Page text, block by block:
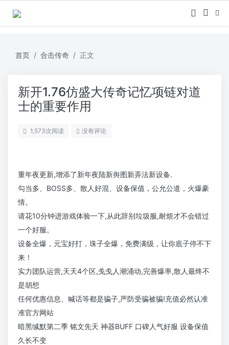
首页 合击传奇 正文
新开1.76仿盛大传奇记忆项链对道
士的重要作用
1,573次阅读 没有评论
重年夜更新,增添了新年夜陆新舆图新弄法新设备.
勾当多、BOSS多、散人好混、设备保值，公允公道，火爆豪
情。
请花10分钟进游戏体验一下,从此辞别垃圾服,耐烦才不会错过
一个好服。
设备全爆，元宝好打，珠子全爆，免费满级，让你底子停不下
来！
实力团队运营,天天4个区,戋戋人潮涌动,完善爆率,散人最终不
是胡想
任何优惠信息、喊话等都是骗子,严防受骗被骗!充值必然认准
准官方网站
暗黑缄默第二季 铭文先天 神器BUFF 口碑人气好服 设备保值
久长不变